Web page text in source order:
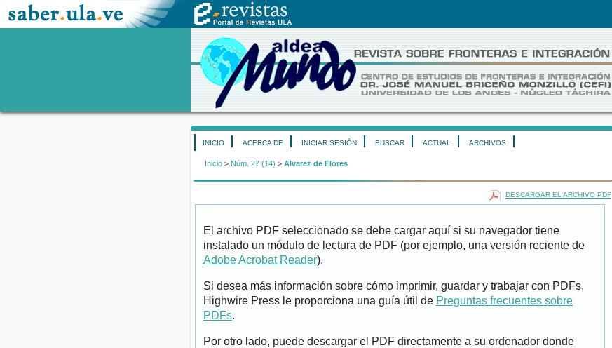
INICIO ACERCA DE INICIAR SESIÓN BUSCAR ACTUAL ARCHIVOS
Inicio > Núm. 27 (14) > Alvarez de Flores
DESCARGAR EL ARCHIVO PDF
El archivo PDF seleccionado se debe cargar aquí si su navegador tiene
instalado un módulo de lectura de PDF (por ejemplo, una versión reciente de
Adobe Acrobat Reader).
Si desea más información sobre cómo imprimir, guardar y trabajar con PDFs,
Highwire Press le proporciona una guía útil de Preguntas frecuentes sobre
PDFs.
Por otro lado, puede descargar el PDF directamente a su ordenador donde